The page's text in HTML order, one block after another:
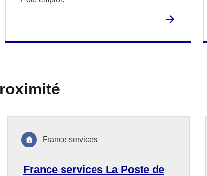
France services La Poste de
France services